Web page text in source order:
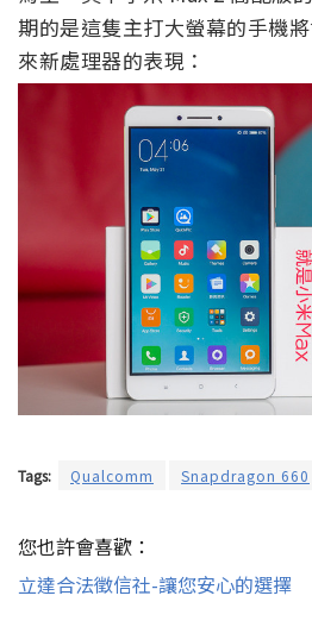
期的是這隻主打大螢幕的手機
來新處理器的表現：
Tags: Qualcomm Snapdragon 660
您也許會喜歡：
立達合法徵信社-讓您安心的選擇